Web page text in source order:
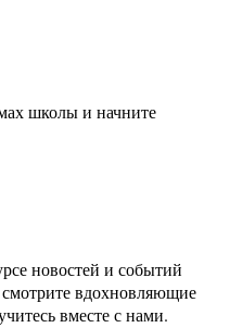
школы и начните
новостей и событий
вдохновляющие
вместе с нами.